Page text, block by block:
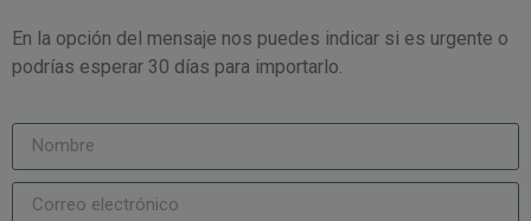
En la opción del mensaje nos puedes indicar si es urgente o
podrías esperar 30 días para importarlo.